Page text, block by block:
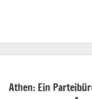
Athen: Ein